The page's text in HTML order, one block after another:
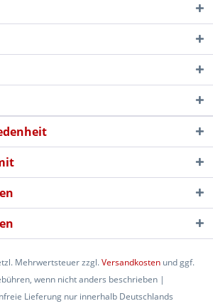
Mehrwertsteuer zzgl.Versandkosten und ggf.
wenn nicht anders beschrieben |
Lieferung nur innerhalb Deutschlands